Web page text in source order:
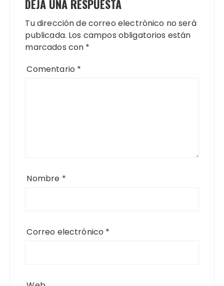
DEJA UNA RESPUESTA
Tu dirección de correo electrónico no será
publicada. Los campos obligatorios están
marcados con *
Comentario *
Nombre *
Correo electrónico *